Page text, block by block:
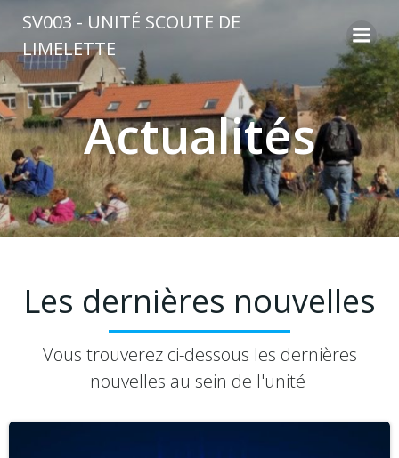
au
SV003 - UNITÉ SCOUTE DE
LIMELETTE
Actualités
Les dernières nouvelles
Vous trouverez ci-dessous les dernières
nouvelles au sein de l'unité